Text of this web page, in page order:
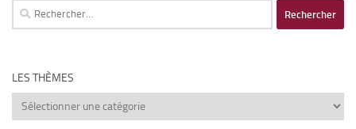
Rechercher :
LES THÈMES
Les
thèmes